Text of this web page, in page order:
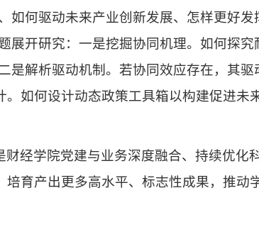
如何驱动未来产业创新发展、怎样更好
展开研究：一是挖掘协同机理。如何探
是解析驱动机制。若协同效应存在，其驱
如何设计动态政策工具箱以构建促进未
经学院党建与业务深度融合、持续优化
育产出更多高水平、标志性成果，推动